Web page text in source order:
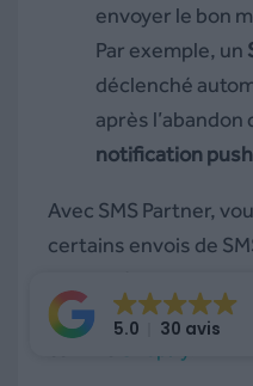
envoyer le bon
Par exemple, un
déclenché
après l’abandon
notification push
Avec SMS Partner,
certains envois de
compte à des outils
Zapier
, un CRM comme
5.0 30 avis